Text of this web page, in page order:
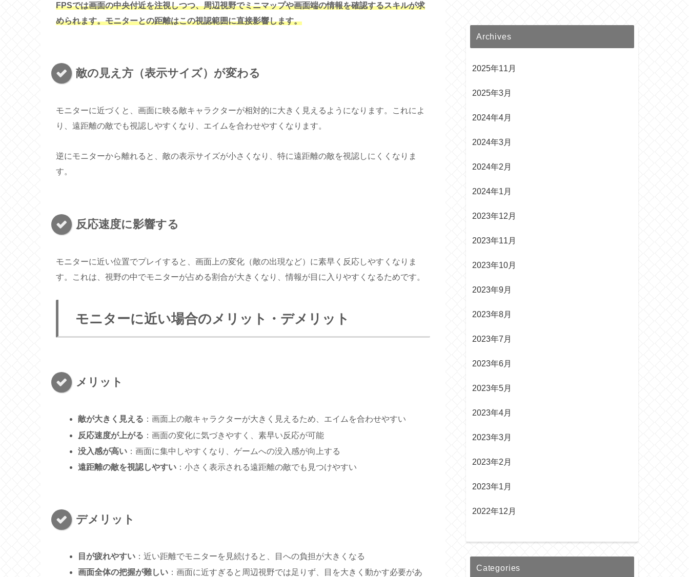
FPSでは画面の中央付近を注視しつつ、周辺視野でミニマップや画面端の情報を確認するスキルが求
められます。モニターとの距離はこの視認範囲に直接影響します。
敵の見え方（表示サイズ）が変わる
モニターに近づくと、画面に映る敵キャラクターが相対的に大きく見えるようになります。これによ
り、遠距離の敵でも視認しやすくなり、エイムを合わせやすくなります。
逆にモニターから離れると、敵の表示サイズが小さくなり、特に遠距離の敵を視認しにくくなりま
す。
反応速度に影響する
モニターに近い位置でプレイすると、画面上の変化（敵の出現など）に素早く反応しやすくなりま
す。これは、視野の中でモニターが占める割合が大きくなり、情報が目に入りやすくなるためです。
モニターに近い場合のメリット・デメリット
メリット
敵が大きく見える ：画面上の敵キャラクターが大きく見えるため、エイムを合わせやすい
反応速度が上がる ：画面の変化に気づきやすく、素早い反応が可能
没入感が高い ：画面に集中しやすくなり、ゲームへの没入感が向上する
遠距離の敵を視認しやすい ：小さく表示される遠距離の敵でも見つけやすい
デメリット
目が疲れやすい ：近い距離でモニターを見続けると、目への負担が大きくなる
画面全体の把握が難しい ：画面に近すぎると周辺視野では足りず、目を大きく動かす必要があ
Archives
2025年11月
2025年3月
2024年4月
2024年3月
2024年2月
2024年1月
2023年12月
2023年11月
2023年10月
2023年9月
2023年8月
2023年7月
2023年6月
2023年5月
2023年4月
2023年3月
2023年2月
2023年1月
2022年12月
Categories